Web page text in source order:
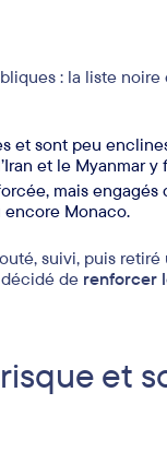
: la liste noire
et sont peu
et le Myanmar y
mais engagés
encore Monaco.
suivi, puis retiré
de renforcer
et